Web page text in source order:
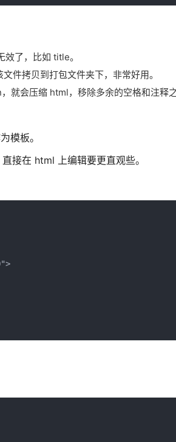
了，比如 title。
件拷贝到打包文件夹下，非常好用。
会压缩 html，移除多余的空格和注释之
模板。
接在 html 上编辑要更直观些。